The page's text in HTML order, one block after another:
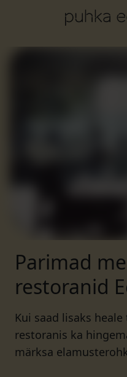
Parimad
restoranid
Kui saad lisaks
restoranis ka
märksa